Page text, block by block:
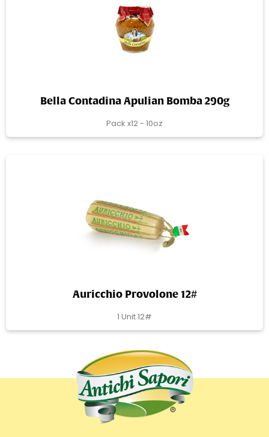
Bella Contadina Apulian Bomba 290g
Pack x12 - 10oz
Auricchio Provolone 12#
1 Unit 12#